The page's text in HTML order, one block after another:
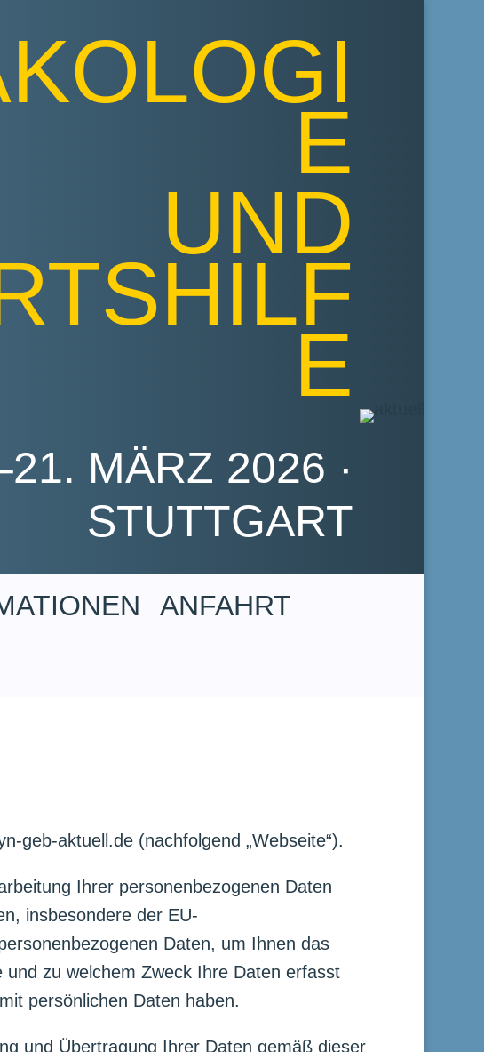
E
UND
E
MÄRZ 2026 ·
STUTTGART
ANFAHRT
geb-aktuell.de (nachfolgend „Webseite“).
Ihrer personenbezogenen Daten
insbesondere der EU-
Daten, um Ihnen das
zu welchem Zweck Ihre Daten erfasst
persönlichen Daten haben.
und Übertragung Ihrer Daten gemäß dieser